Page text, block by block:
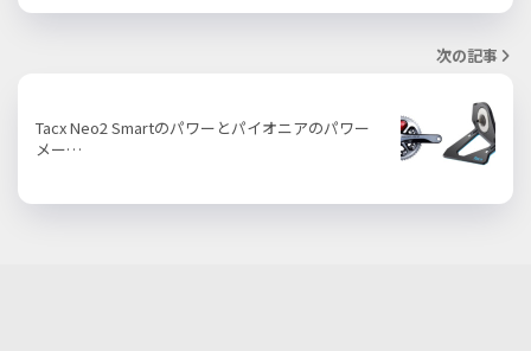
次の記事
Tacx Neo2 Smartのパワーとパイオニアのパワー
メー…